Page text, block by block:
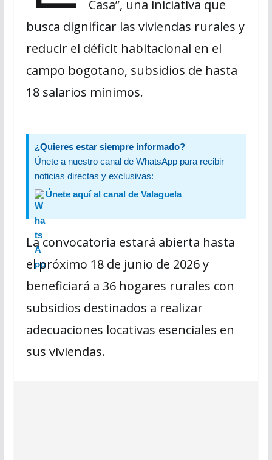
Casa”, una iniciativa que
busca dignificar las viviendas rurales y
reducir el déficit habitacional en el
campo bogotano, subsidios de hasta
18 salarios mínimos.
¿Quieres estar siempre informado?
Únete a nuestro canal de WhatsApp para recibir
noticias directas y exclusivas:
Únete aquí al canal de Valaguela
La convocatoria estará abierta hasta
el próximo 18 de junio de 2026 y
beneficiará a 36 hogares rurales con
subsidios destinados a realizar
adecuaciones locativas esenciales en
sus viviendas.